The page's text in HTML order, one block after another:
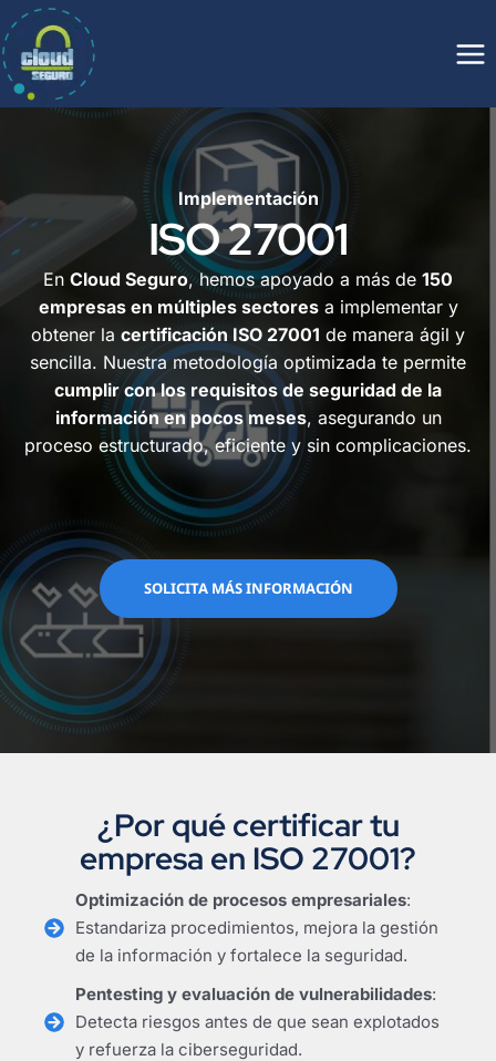
Saltar
al
contenido
Implementación
ISO 27001
En Cloud Seguro, hemos apoyado a más de 150
empresas en múltiples sectoresa implementar y
obtener la certificación ISO 27001 de manera ágil y
sencilla. Nuestra metodología optimizada te permite
cumplir con los requisitos de seguridad de la
información en pocos meses, asegurando un
proceso estructurado, eficiente y sin complicaciones.
SOLICITA MÁS INFORMACIÓN
¿Por qué certificar tu
empresa en ISO 27001?
Optimización de procesos empresariales:
Estandariza procedimientos, mejora la gestión
de la información y fortalece la seguridad.
Pentesting y evaluación de vulnerabilidades:
Detecta riesgos antes de que sean explotados
y refuerza la ciberseguridad.